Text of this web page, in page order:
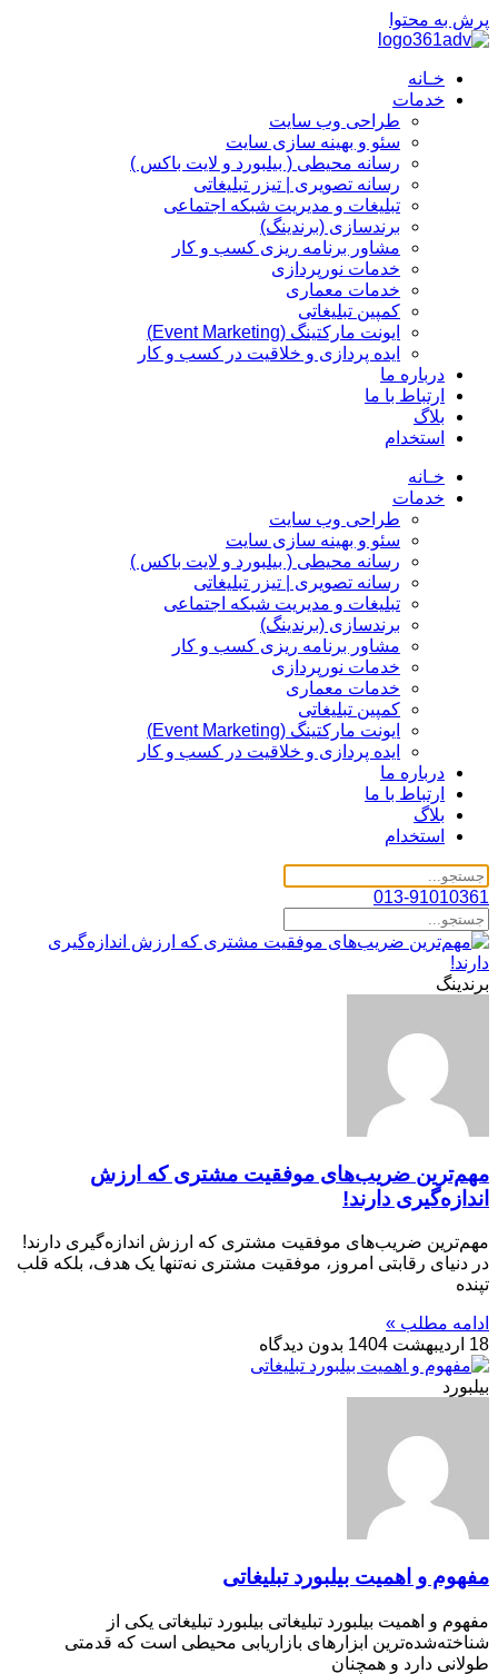
پرش به محتوا
خـانه
خدمات
طراحی وب سایت
سئو و بهینه سازی سایت
رسانه محیطی ( بیلبورد و لایت باکس )
رسانه تصویری | تیزر تبلیغاتی
تبلیغات و مدیریت شبکه اجتماعی
برندسازی (برندینگ)‌
مشاور برنامه ریزی کسب و کار
خدمات نورپردازی
خدمات معماری
کمپین تبلیغاتی
ایونت مارکتینگ (Event Marketing)
ایده پردازی و خلاقیت در کسب و کار
درباره ما
ارتباط با ما
بلاگ
استخدام
خـانه
خدمات
طراحی وب سایت
سئو و بهینه سازی سایت
رسانه محیطی ( بیلبورد و لایت باکس )
رسانه تصویری | تیزر تبلیغاتی
تبلیغات و مدیریت شبکه اجتماعی
برندسازی (برندینگ)‌
مشاور برنامه ریزی کسب و کار
خدمات نورپردازی
خدمات معماری
کمپین تبلیغاتی
ایونت مارکتینگ (Event Marketing)
ایده پردازی و خلاقیت در کسب و کار
درباره ما
ارتباط با ما
بلاگ
استخدام
013-91010361
برندینگ
مهم‌ترین ضریب‌های موفقیت مشتری که ارزش
اندازه‌گیری دارند!
مهم‌ترین ضریب‌های موفقیت مشتری که ارزش اندازه‌گیری دارند!
در دنیای رقابتی امروز، موفقیت مشتری نه‌تنها یک هدف، بلکه قلب
تپنده
ادامه مطلب »
18 اردیبهشت 1404
بدون دیدگاه
بیلبورد
مفهوم و اهمیت بیلبورد تبلیغاتی
مفهوم و اهمیت بیلبورد تبلیغاتی بیلبورد تبلیغاتی یکی از
شناخته‌شده‌ترین ابزارهای بازاریابی محیطی است که قدمتی
طولانی دارد و همچنان